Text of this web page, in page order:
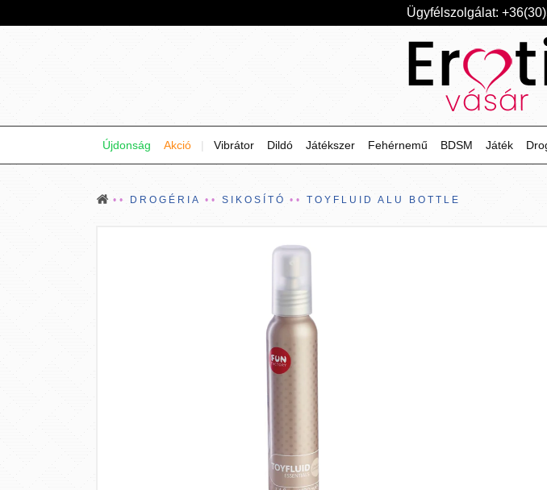
Ügyfélszolgálat:
Újdonság Akció | Vibrátor Dildó Játékszer Fehérnemű BDSM Játék
DROGÉRIA SIKOSÍTÓ TOYFLUID ALU BOTTLE